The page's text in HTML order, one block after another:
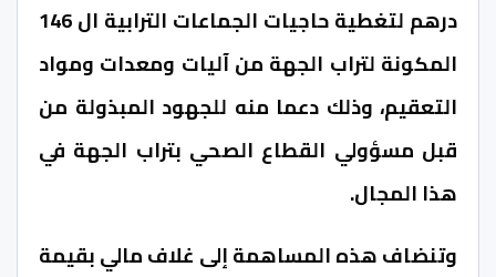
درهم لتغطية حاجيات الجماعات الترابية ال 146
المكونة لتراب الجهة من آليات ومعدات ومواد
التعقيم، وذلك دعما منه للجهود المبذولة من
قبل مسؤولي القطاع الصحي بتراب الجهة في
هذا المجال.
وتنضاف هذه المساهمة إلى غلاف مالي بقيمة